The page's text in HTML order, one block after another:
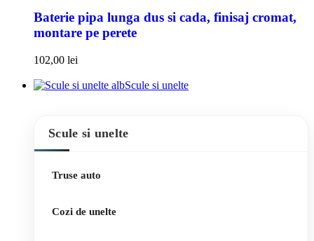
Baterie pipa lunga dus si cada, finisaj cromat,
montare pe perete
102,00 lei
Scule si unelte
Scule si unelte
Truse auto
Cozi de unelte